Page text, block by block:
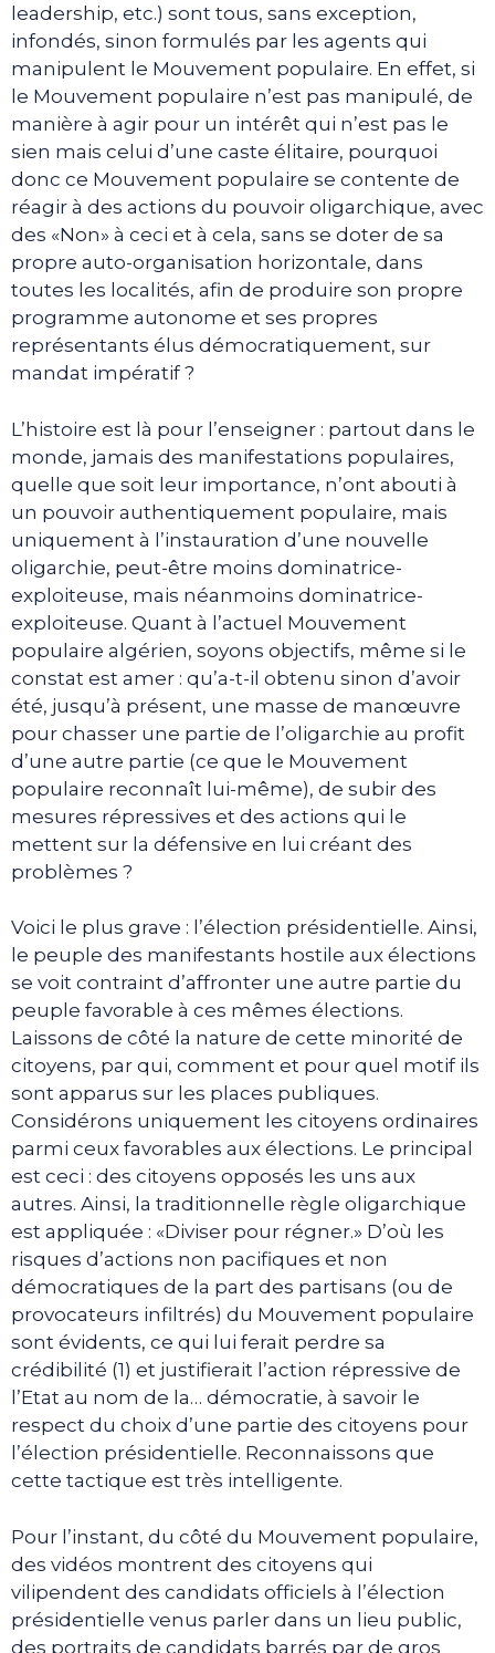
leadership, etc.) sont tous, sans exception,
infondés, sinon formulés par les agents qui
manipulent le Mouvement populaire. En effet, si
le Mouvement populaire n’est pas manipulé, de
manière à agir pour un intérêt qui n’est pas le
sien mais celui d’une caste élitaire, pourquoi
donc ce Mouvement populaire se contente de
réagir à des actions du pouvoir oligarchique, avec
des «Non» à ceci et à cela, sans se doter de sa
propre auto-organisation horizontale, dans
toutes les localités, afin de produire son propre
programme autonome et ses propres
représentants élus démocratiquement, sur
mandat impératif ?
L’histoire est là pour l’enseigner : partout dans le
monde, jamais des manifestations populaires,
quelle que soit leur importance, n’ont abouti à
un pouvoir authentiquement populaire, mais
uniquement à l’instauration d’une nouvelle
oligarchie, peut-être moins dominatrice-
exploiteuse, mais néanmoins dominatrice-
exploiteuse. Quant à l’actuel Mouvement
populaire algérien, soyons objectifs, même si le
constat est amer : qu’a-t-il obtenu sinon d’avoir
été, jusqu’à présent, une masse de manœuvre
pour chasser une partie de l’oligarchie au profit
d’une autre partie (ce que le Mouvement
populaire reconnaît lui-même), de subir des
mesures répressives et des actions qui le
mettent sur la défensive en lui créant des
problèmes ?
Voici le plus grave : l’élection présidentielle. Ainsi,
le peuple des manifestants hostile aux élections
se voit contraint d’affronter une autre partie du
peuple favorable à ces mêmes élections.
Laissons de côté la nature de cette minorité de
citoyens, par qui, comment et pour quel motif ils
sont apparus sur les places publiques.
Considérons uniquement les citoyens ordinaires
parmi ceux favorables aux élections. Le principal
est ceci : des citoyens opposés les uns aux
autres. Ainsi, la traditionnelle règle oligarchique
est appliquée : «Diviser pour régner.» D’où les
risques d’actions non pacifiques et non
démocratiques de la part des partisans (ou de
provocateurs infiltrés) du Mouvement populaire
sont évidents, ce qui lui ferait perdre sa
crédibilité (1) et justifierait l’action répressive de
l’Etat au nom de la… démocratie, à savoir le
respect du choix d’une partie des citoyens pour
l’élection présidentielle. Reconnaissons que
cette tactique est très intelligente.
Pour l’instant, du côté du Mouvement populaire,
des vidéos montrent des citoyens qui
vilipendent des candidats officiels à l’élection
présidentielle venus parler dans un lieu public,
des portraits de candidats barrés par de gros